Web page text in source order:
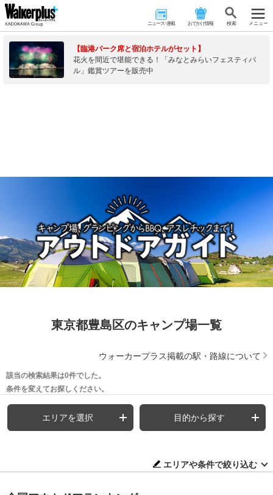
ニュース･連載 おでかけ情報 検 索 メニュー
【臨港パーク席と宿泊ホテルがセット】
花火を間近で堪能できる！「みなとみらいフェスティバ
ル」鑑賞ツアーを販売中
東京都豊島区のキャンプ場一覧
ウォーカープラス掲載の駅・路線について
該当の検索結果は0件でした。
条件を変えてお探しください。
エリアを選択 目的から探す
エリアや条件で絞り込む